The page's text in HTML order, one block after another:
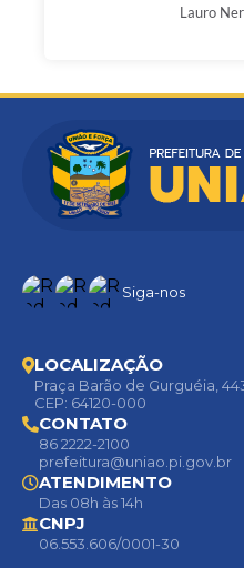
Lauro
Siga-nos
LOCALIZAÇÃO
Praça Barão de Gurguéia,
CEP: 64120-000
CONTATO
86 2222-2100
prefeitura@uniao.pi.gov.br
ATENDIMENTO
Das 08h às 14h
CNPJ
06.553.606/0001-30